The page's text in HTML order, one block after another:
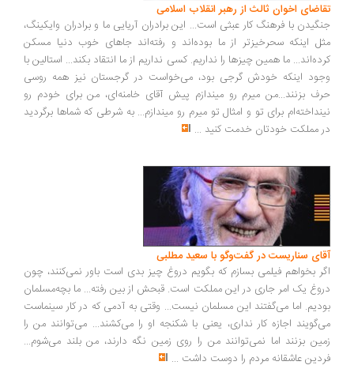
اخوان ثالث از رهبر انقلاب اسلامی
با فرهنگ کار عبثی است... این برادران آریایی ما و برادران وایکینگ،
اینکه سحرخیزتر از ما بوده‌اند و رفته‌اند جاهای خوب دنیا مسکن
ما همین چیزها را نداریم. کسی نداریم از ما انتقاد بکند... استالین با
اینکه خودش گرجی بود، می‌خواست در گرجستان نیز همه روسی
بزنند...من میرم رو میندازم پیش آقای خامنه‌ای، من برای خودم رو
برای تو و امثال تو میرم رو میندازم... به شرطی که شماها برگردید
مملکت خودتان خدمت کنید...
سناریست در گفت‌وگو با سعید مطلبی
بخواهم فیلمی بسازم که بگویم دروغ چیز بدی است باور نمی‌کنند، چون
یک امر جاری در این مملکت است. قبحش از بین رفته... ما بچه‌مسلمان
اما می‌گفتند این مسلمان نیست... وقتی به آدمی که در کار سینماست
اجازه کار نداری، یعنی با شکنجه او را می‌کشند... می‌توانند من را
بزنند اما نمی‌توانند من را روی زمین نگه دارند، من بلند می‌شوم...
عاشقانه مردم را دوست داشت ...